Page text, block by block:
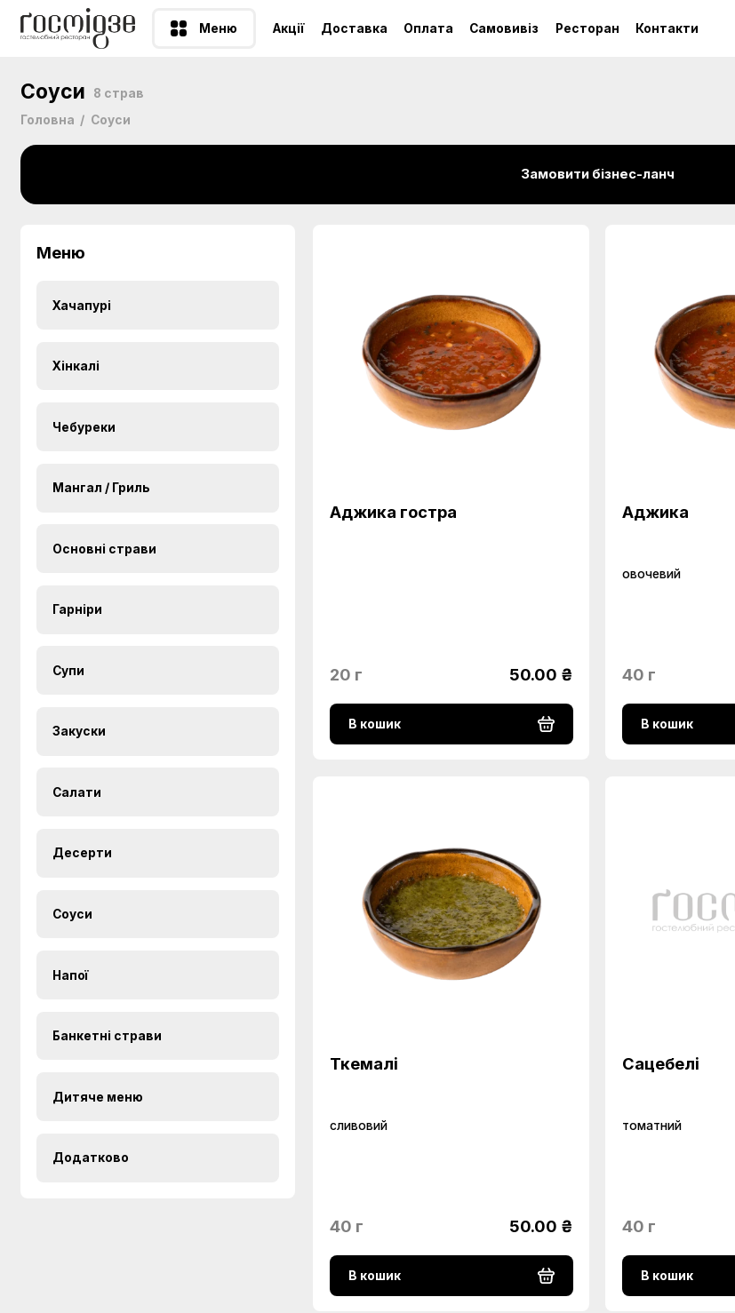
Меню Акції Доставка Оплата Самовивіз Ресторан Контакти
Соуси
8 страв
Головна
Соуси
Замовити бізнес-ланч
Меню
Хачапурі
Хінкалі
Чебуреки
Мангал / Гриль
Основні страви
Гарніри
Супи
Закуски
Салати
Десерти
Соуси
Напої
Банкетні страви
Дитяче меню
Додатково
Аджика гостра
20 г 50.00 ₴
В кошик
Аджика
овочевий
40 г
В кошик
Ткемалі
сливовий
40 г 50.00 ₴
В кошик
Сацебелі
томатний
40 г
В кошик